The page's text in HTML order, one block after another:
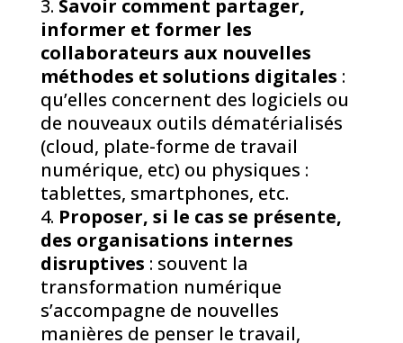
Savoir comment partager,
informer et former les
collaborateurs aux nouvelles
méthodes et solutions digitales :
qu’elles concernent des logiciels ou
de nouveaux outils dématérialisés
(cloud, plate-forme de travail
numérique, etc) ou physiques :
tablettes, smartphones, etc.
Proposer, si le cas se présente,
des organisations internes
disruptives : souvent la
transformation numérique
s’accompagne de nouvelles
manières de penser le travail,